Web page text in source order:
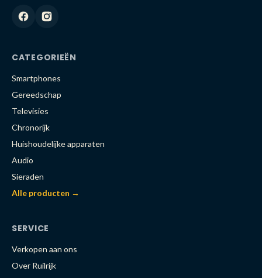
CATEGORIEËN
Smartphones
Gereedschap
Televisies
Chronorijk
Huishoudelijke apparaten
Audio
Sieraden
Alle producten →
SERVICE
Verkopen aan ons
Over Ruilrijk